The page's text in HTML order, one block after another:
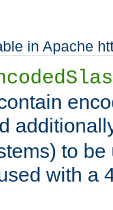
in Apache
to
with a